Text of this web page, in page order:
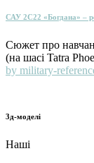
САУ 2С22 «Богдана» –
Сюжет про
(на шасі Tatra
by military-
3д-моделі
Наші